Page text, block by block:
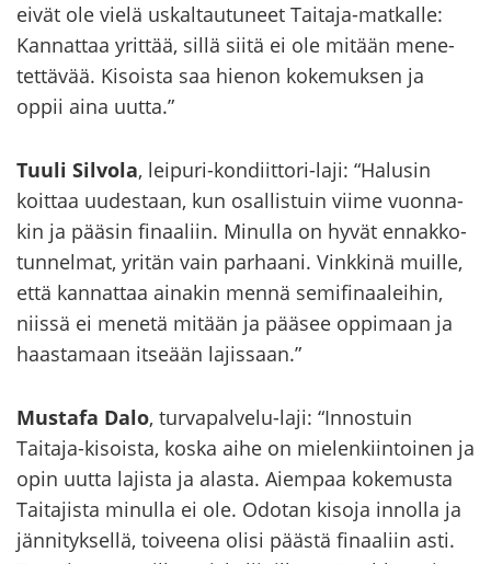
eivät ole vielä us­kal­tau­tu­neet Taitaja-​matkalle:
Kan­nat­taa yrit­tää, sillä siitä ei ole mi­tään me­ne­
tet­tä­vää. Ki­sois­ta saa hie­non ko­ke­muk­sen ja
oppii aina uutta.”
Tuuli Sil­vo­la, leipuri-​kondiittori-laji: “Ha­lusin
koit­taa uu­des­taan, kun osal­lis­tuin viime vuon­na­
kin ja pää­sin fi­naa­liin. Mi­nul­la on hyvät en­nak­ko­
tun­nel­mat, yri­tän vain par­haa­ni. Vink­ki­nä muil­le,
että kan­nat­taa ai­na­kin mennä se­mi­fi­naa­lei­hin,
niis­sä ei me­ne­tä mi­tään ja pää­see op­pi­maan ja
haas­ta­maan it­se­ään la­jis­saan.”
Mus­ta­fa Dalo, turvapalvelu-​laji: “In­nos­tuin
Taitaja-​kisoista, koska aihe on mie­len­kiin­toi­nen ja
opin uutta la­jis­ta ja alas­ta. Ai­em­paa ko­ke­mus­ta
Tai­ta­jis­ta mi­nul­la ei ole. Odo­tan ki­so­ja in­nol­la ja
jän­ni­tyk­sel­lä, toi­vee­na olisi pääs­tä fi­naa­liin asti.